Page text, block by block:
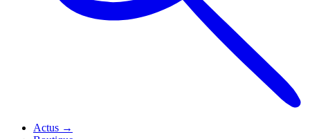
Actus →